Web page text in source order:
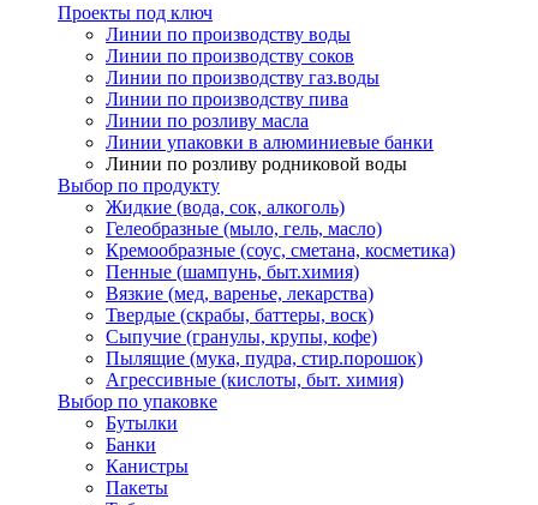
Проекты под ключ
Линии по производству воды
Линии по производству соков
Линии по производству газ.воды
Линии по производству пива
Линии по розливу масла
Линии упаковки в алюминиевые банки
Линии по розливу родниковой воды
Выбор по продукту
Жидкие (вода, сок, алкоголь)
Гелеобразные (мыло, гель, масло)
Кремообразные (соус, сметана, косметика)
Пенные (шампунь, быт.химия)
Вязкие (мед, варенье, лекарства)
Твердые (скрабы, баттеры, воск)
Сыпучие (гранулы, крупы, кофе)
Пылящие (мука, пудра, стир.порошок)
Агрессивные (кислоты, быт. химия)
Выбор по упаковке
Бутылки
Банки
Канистры
Пакеты